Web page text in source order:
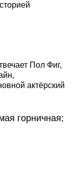
Пол Фиг,
актёрский
горничная;